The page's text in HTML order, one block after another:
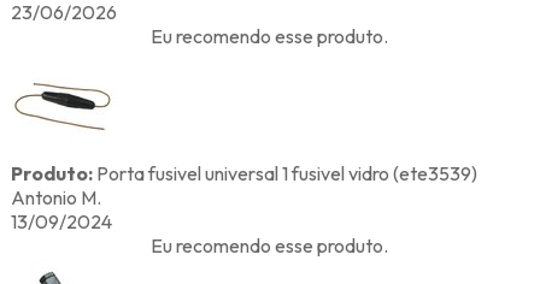
23/06/2026
Eu recomendo esse produto.
Produto:Porta fusivel universal 1 fusivel vidro (ete3539)
Antonio M.
13/09/2024
Eu recomendo esse produto.